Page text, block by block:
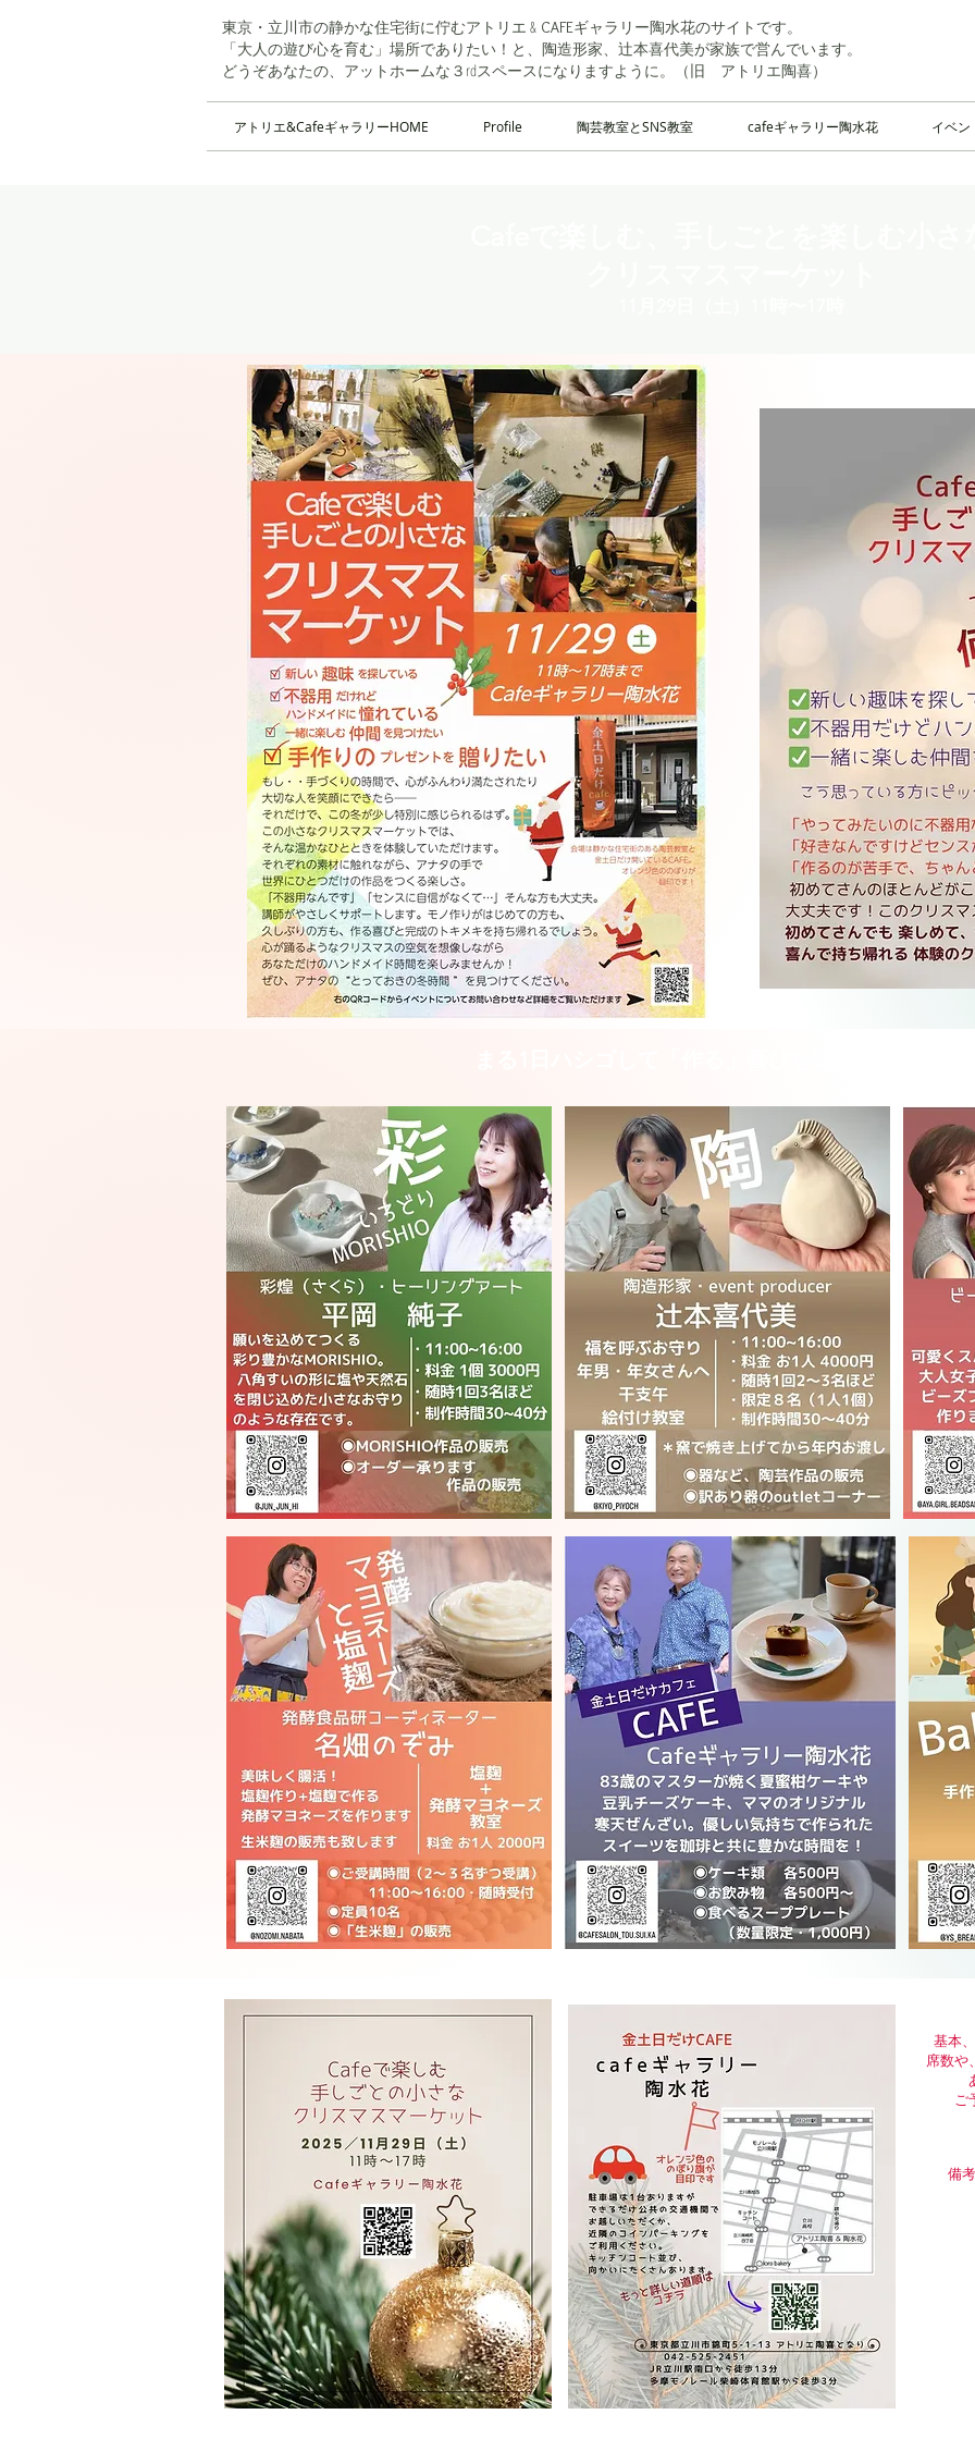
東京・立川市の静かな住宅街に佇むアトリエ & CAFEギャラリー陶水花のサイトです。
「大人の遊び心を育む」場所でありたい！と、陶造形家、辻本喜代美が家族で営んでいます。
​どうぞあなたの、アットホームな３rdスペースになりますように。（旧 アトリエ陶喜）
アトリエ&CafeギャラリーHOME Profile 陶芸教室とSNS教室 cafeギャラリー陶水花 イベン
基本
席数や
ご
備